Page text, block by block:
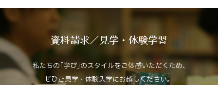
資料請求／見学・体験学習
私たちの｢学び｣のスタイルをご体感いただくため､
ぜひご見学・体験入学にお越しください。